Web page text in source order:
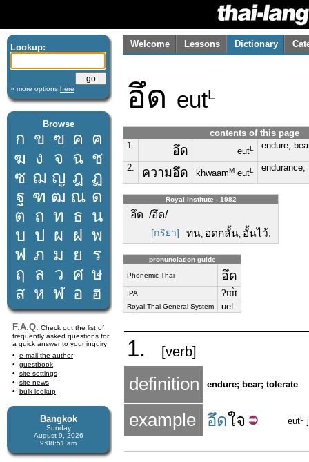
Lookup:
» more options here
Browse
ก ข ฃ ค ฅ
ฆ ง จ ฉ ช
ซ ฌ ญ ฎ ฏ
ฐ ฑ ฒ ณ ด
ต ถ ท ธ น
บ ป ผ ฝ พ
ฟ ภ ม ย
ร
ฤ
ล ว ศ ษ
ส ห ฬ อ ฮ
F.A.Q. Check out the list of
frequently asked questions for
a quick answer to your inquiry
e-mail the author
guestbook
site settings
site news
bulk lookup
Bangkok
Sunday
August 9, 2026
9:08:51 am
Welcome Lessons Dictionary
อึด eutL
contents of this page
1.
อึด eutL endure;
2. ความอึด khwaamM eutL endurance;
Royal Institute - 1982
อึด /อึด/
[กริยา] ทน, อดกลั้น, อั้นไว้.
pronunciation guide
Phonemic Thai อึด
IPA ʔɯ̀t
Royal Thai General System uet
1. [verb]
definition endure; bear; tolerate
example อึดใจ eutL